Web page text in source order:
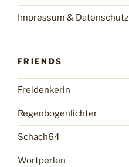
Impressum & Datenschutz
FRIENDS
Freidenkerin
Regenbogenlichter
Schach64
Wortperlen